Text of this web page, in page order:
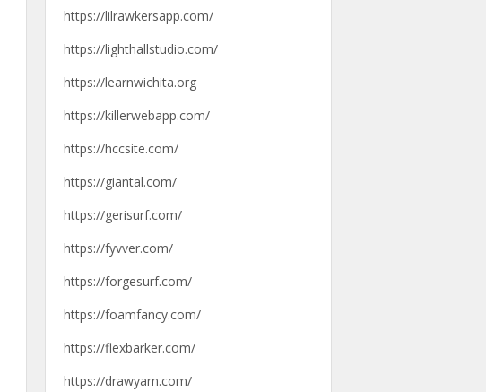
https://lilrawkersapp.com/
https://lighthallstudio.com/
https://learnwichita.org
https://killerwebapp.com/
https://hccsite.com/
https://giantal.com/
https://gerisurf.com/
https://fyvver.com/
https://forgesurf.com/
https://foamfancy.com/
https://flexbarker.com/
https://drawyarn.com/